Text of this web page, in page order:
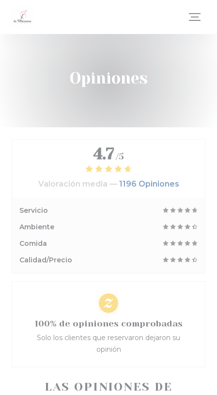
Opiniones
LAS OPINIONES DE
4.7 /5
Valoración media — 1196 Opiniones
Servicio
Ambiente
Comida
Calidad/Precio
100% de opiniones comprobadas
Solo los clientes que reservaron dejaron su
opinión